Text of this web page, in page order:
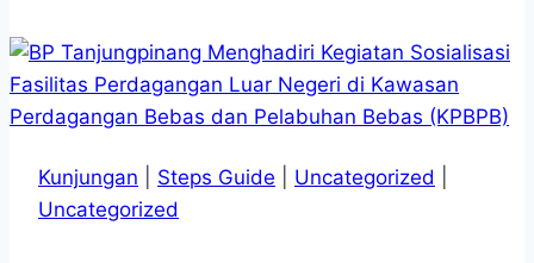
Pelabuhan
Tanjung
Mocoh,
FTZ
Dompak
Kunjungan Steps Guide Uncategorized
Uncategorized